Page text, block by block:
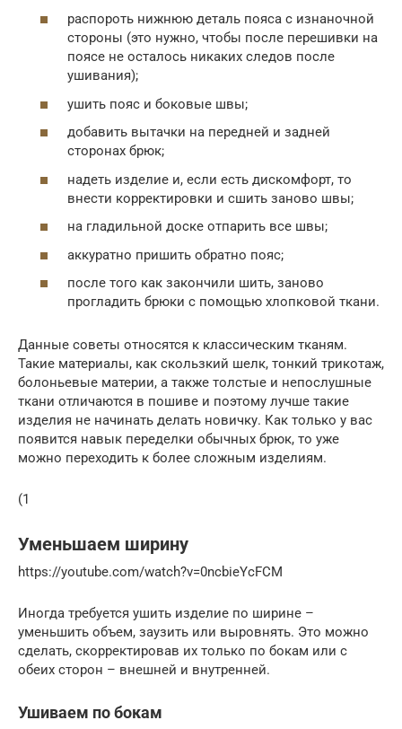
распороть нижнюю деталь пояса с изнаночной
стороны (это нужно, чтобы после перешивки на
поясе не осталось никаких следов после
ушивания);
ушить пояс и боковые швы;
добавить вытачки на передней и задней
сторонах брюк;
надеть изделие и, если есть дискомфорт, то
внести корректировки и сшить заново швы;
на гладильной доске отпарить все швы;
аккуратно пришить обратно пояс;
после того как закончили шить, заново
прогладить брюки с помощью хлопковой ткани.
Данные советы относятся к классическим тканям.
Такие материалы, как скользкий шелк, тонкий трикотаж,
болоньевые материи, а также толстые и непослушные
ткани отличаются в пошиве и поэтому лучше такие
изделия не начинать делать новичку. Как только у вас
появится навык переделки обычных брюк, то уже
можно переходить к более сложным изделиям.
(1
Уменьшаем ширину
https://youtube.com/watch?v=0ncbieYcFCM
Иногда требуется ушить изделие по ширине –
уменьшить объем, заузить или выровнять. Это можно
сделать, скорректировав их только по бокам или с
обеих сторон – внешней и внутренней.
Ушиваем по бокам